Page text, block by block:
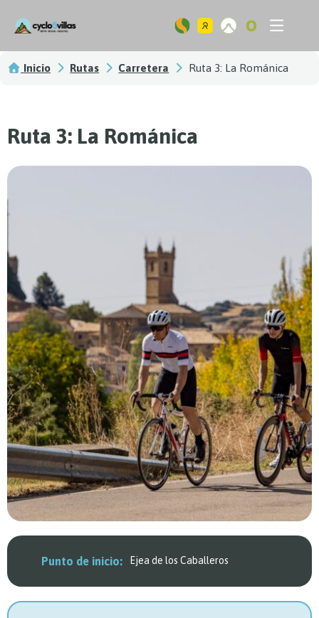
contenido
Flyout
Menu
Inicio Rutas Carretera Ruta 3: La Románica
Ruta 3: La Románica
Punto de inicio: Ejea de los Caballeros